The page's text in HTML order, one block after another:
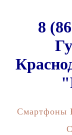
8
Смартфоны